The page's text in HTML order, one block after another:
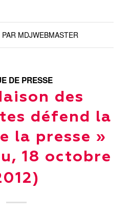
PAR MDJWEBMASTER
DE PRESSE
des
défend la
la presse »
18 octobre